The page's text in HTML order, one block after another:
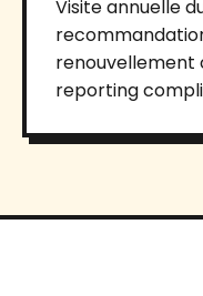
Visite annuelle
renouvellement
reporting